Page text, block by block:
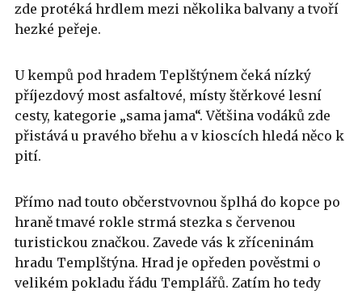
zde protéká hrdlem mezi několika balvany a tvoří
hezké peřeje.
U kempů pod hradem Teplštýnem čeká nízký
příjezdový most asfaltové, místy štěrkové lesní
cesty, kategorie „sama jama“. Většina vodáků zde
přistává u pravého břehu a v kioscích hledá něco k
pití.
Přímo nad touto občerstvovnou šplhá do kopce po
hraně tmavé rokle strmá stezka s červenou
turistickou značkou. Zavede vás k zříceninám
hradu Templštýna. Hrad je opředen pověstmi o
velikém pokladu řádu Templářů. Zatím ho tedy